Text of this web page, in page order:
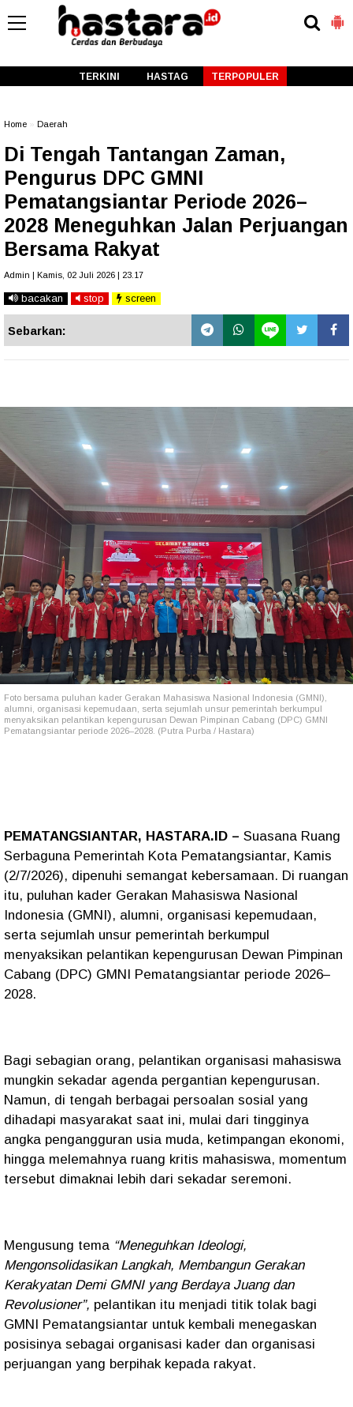
TERKINI HASTAG TERPOPULER
Home Daerah
Di Tengah Tantangan Zaman,
Pengurus DPC GMNI
Pematangsiantar Periode 2026–
2028 Meneguhkan Jalan Perjuangan
Bersama Rakyat
Admin | Kamis, 02 Juli 2026 | 23.17
bacakan stop screen
Sebarkan:
Foto bersama puluhan kader Gerakan Mahasiswa Nasional Indonesia (GMNI),
alumni, organisasi kepemudaan, serta sejumlah unsur pemerintah berkumpul
menyaksikan pelantikan kepengurusan Dewan Pimpinan Cabang (DPC) GMNI
Pematangsiantar periode 2026–2028. (Putra Purba / Hastara)
PEMATANGSIANTAR, HASTARA.ID – Suasana Ruang
Serbaguna Pemerintah Kota Pematangsiantar, Kamis
(2/7/2026), dipenuhi semangat kebersamaan. Di ruangan
itu, puluhan kader Gerakan Mahasiswa Nasional
Indonesia (GMNI), alumni, organisasi kepemudaan,
serta sejumlah unsur pemerintah berkumpul
menyaksikan pelantikan kepengurusan Dewan Pimpinan
Cabang (DPC) GMNI Pematangsiantar periode 2026–
2028.
Bagi sebagian orang, pelantikan organisasi mahasiswa
mungkin sekadar agenda pergantian kepengurusan.
Namun, di tengah berbagai persoalan sosial yang
dihadapi masyarakat saat ini, mulai dari tingginya
angka pengangguran usia muda, ketimpangan ekonomi,
hingga melemahnya ruang kritis mahasiswa, momentum
tersebut dimaknai lebih dari sekadar seremoni.
Mengusung tema “Meneguhkan Ideologi,
Mengonsolidasikan Langkah, Membangun Gerakan
Kerakyatan Demi GMNI yang Berdaya Juang dan
Revolusioner”, pelantikan itu menjadi titik tolak bagi
GMNI Pematangsiantar untuk kembali menegaskan
posisinya sebagai organisasi kader dan organisasi
perjuangan yang berpihak kepada rakyat.